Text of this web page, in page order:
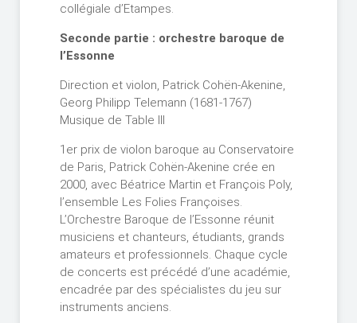
collégiale d’Etampes.
Seconde partie : orchestre baroque de
l’Essonne
Direction et violon, Patrick Cohën-Akenine,
Georg Philipp Telemann (1681-1767)
Musique de Table III
1er prix de violon baroque au Conservatoire
de Paris, Patrick Cohën-Akenine crée en
2000, avec Béatrice Martin et François Poly,
l’ensemble Les Folies Françoises.
L’Orchestre Baroque de l’Essonne réunit
musiciens et chanteurs, étudiants, grands
amateurs et professionnels. Chaque cycle
de concerts est précédé d’une académie,
encadrée par des spécialistes du jeu sur
instruments anciens.